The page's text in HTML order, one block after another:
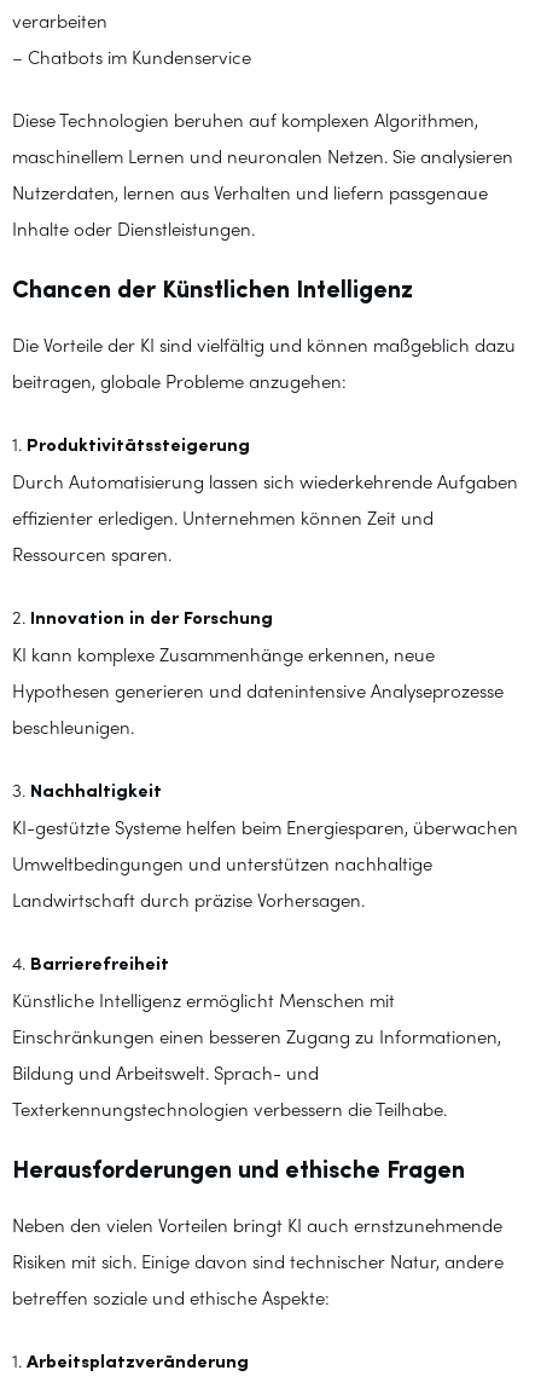
verarbeiten
– Chatbots im Kundenservice
Diese Technologien beruhen auf komplexen Algorithmen,
maschinellem Lernen und neuronalen Netzen. Sie analysieren
Nutzerdaten, lernen aus Verhalten und liefern passgenaue
Inhalte oder Dienstleistungen.
Chancen der Künstlichen Intelligenz
Die Vorteile der KI sind vielfältig und können maßgeblich dazu
beitragen, globale Probleme anzugehen:
1. Produktivitätssteigerung
Durch Automatisierung lassen sich wiederkehrende Aufgaben
effizienter erledigen. Unternehmen können Zeit und
Ressourcen sparen.
2. Innovation in der Forschung
KI kann komplexe Zusammenhänge erkennen, neue
Hypothesen generieren und datenintensive Analyseprozesse
beschleunigen.
3. Nachhaltigkeit
KI-gestützte Systeme helfen beim Energiesparen, überwachen
Umweltbedingungen und unterstützen nachhaltige
Landwirtschaft durch präzise Vorhersagen.
4. Barrierefreiheit
Künstliche Intelligenz ermöglicht Menschen mit
Einschränkungen einen besseren Zugang zu Informationen,
Bildung und Arbeitswelt. Sprach- und
Texterkennungstechnologien verbessern die Teilhabe.
Herausforderungen und ethische Fragen
Neben den vielen Vorteilen bringt KI auch ernstzunehmende
Risiken mit sich. Einige davon sind technischer Natur, andere
betreffen soziale und ethische Aspekte:
1. Arbeitsplatzveränderung